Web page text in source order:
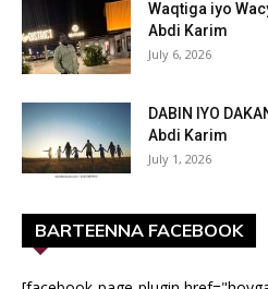
Waqtiga iyo
Abdi Karim
July 6, 2026
DABIN IYO
Abdi Karim
July 1, 2026
BARTEENNA FACEBOOK